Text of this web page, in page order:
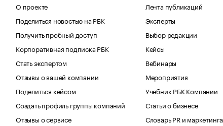
О проекте
Поделиться новостью на РБК
Получить пробный доступ
Корпоративная подписка РБК
Стать экспертом
Отзывы о вашей компании
Поделиться кейсом
Создать профиль группы компаний
Отзывы о сервисе
Лента публикаций
Эксперты
Выбор редакции
Кейсы
Вебинары
Мероприятия
Учебник РБК Компании
Статьи о бизнесе
Словарь PR и маркетинга